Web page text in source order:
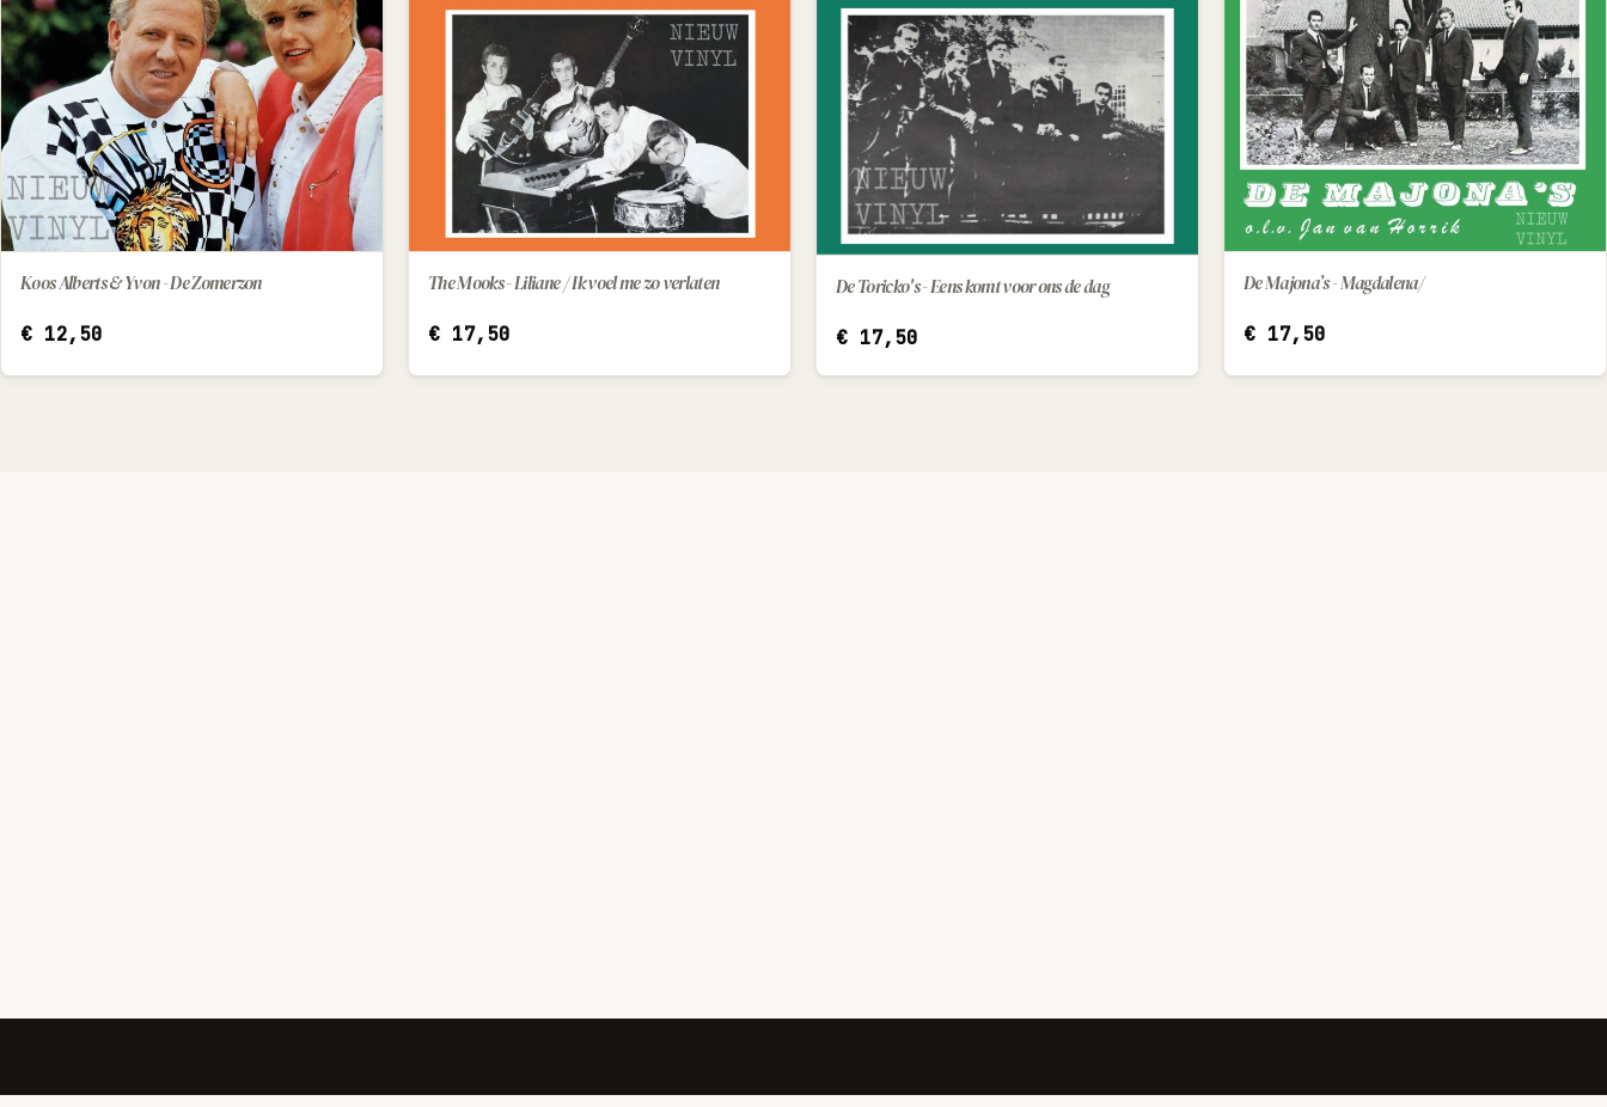
IN WINKELWAGEN
Koos Alberts & Yvon - De Zomerzon
€12,50
IN WINKELWAGEN
The Mooks - Liliane / Ik voel me zo verlaten
€17,50
IN WINKELWAGEN
De Toricko's - Eens komt voor ons de dag
€17,50
IN WINKELWAGEN
De Majona’s - Magdalena/
€17,50